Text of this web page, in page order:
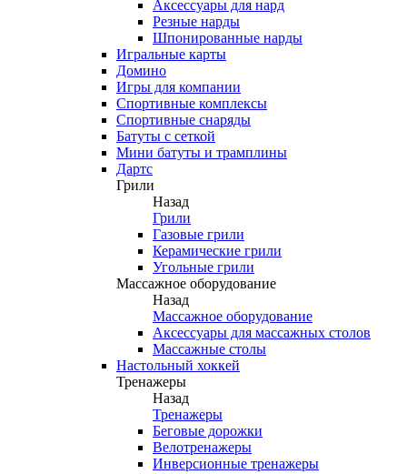
Аксессуары для нард
Резные нарды
Шпонированные нарды
Игральные карты
Домино
Игры для компании
Спортивные комплексы
Спортивные снаряды
Батуты с сеткой
Мини батуты и трамплины
Дартс
Грили
Назад
Грили
Газовые грили
Керамические грили
Угольные грили
Массажное оборудование
Назад
Массажное оборудование
Аксессуары для массажных столов
Массажные столы
Настольный хоккей
Тренажеры
Назад
Тренажеры
Беговые дорожки
Велотренажеры
Инверсионные тренажеры